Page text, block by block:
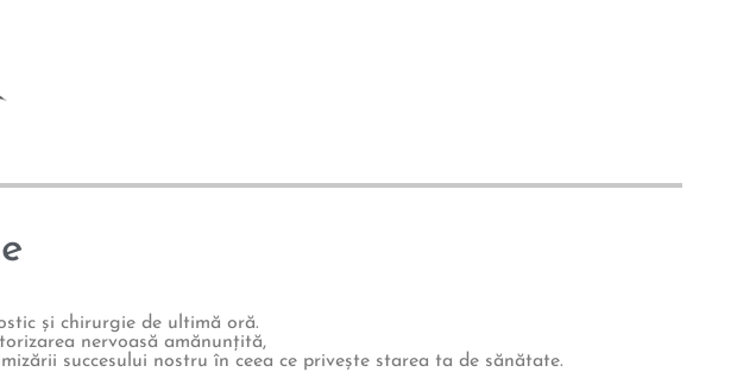
și chirurgie de ultimă oră.
nervoasă amănunțită,
succesului nostru în ceea ce privește starea ta de sănătate.